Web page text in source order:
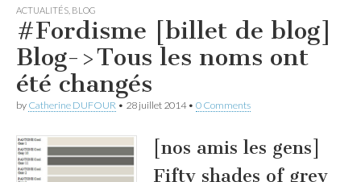
ACTUALITÉS BLOG
#Fordisme [billet de blog]
Blog->Tous les noms ont
été changés
by Catherine DUFOUR • 28 juillet 2014• 0 Comments
[nos amis les gens]
Fifty shades of grey